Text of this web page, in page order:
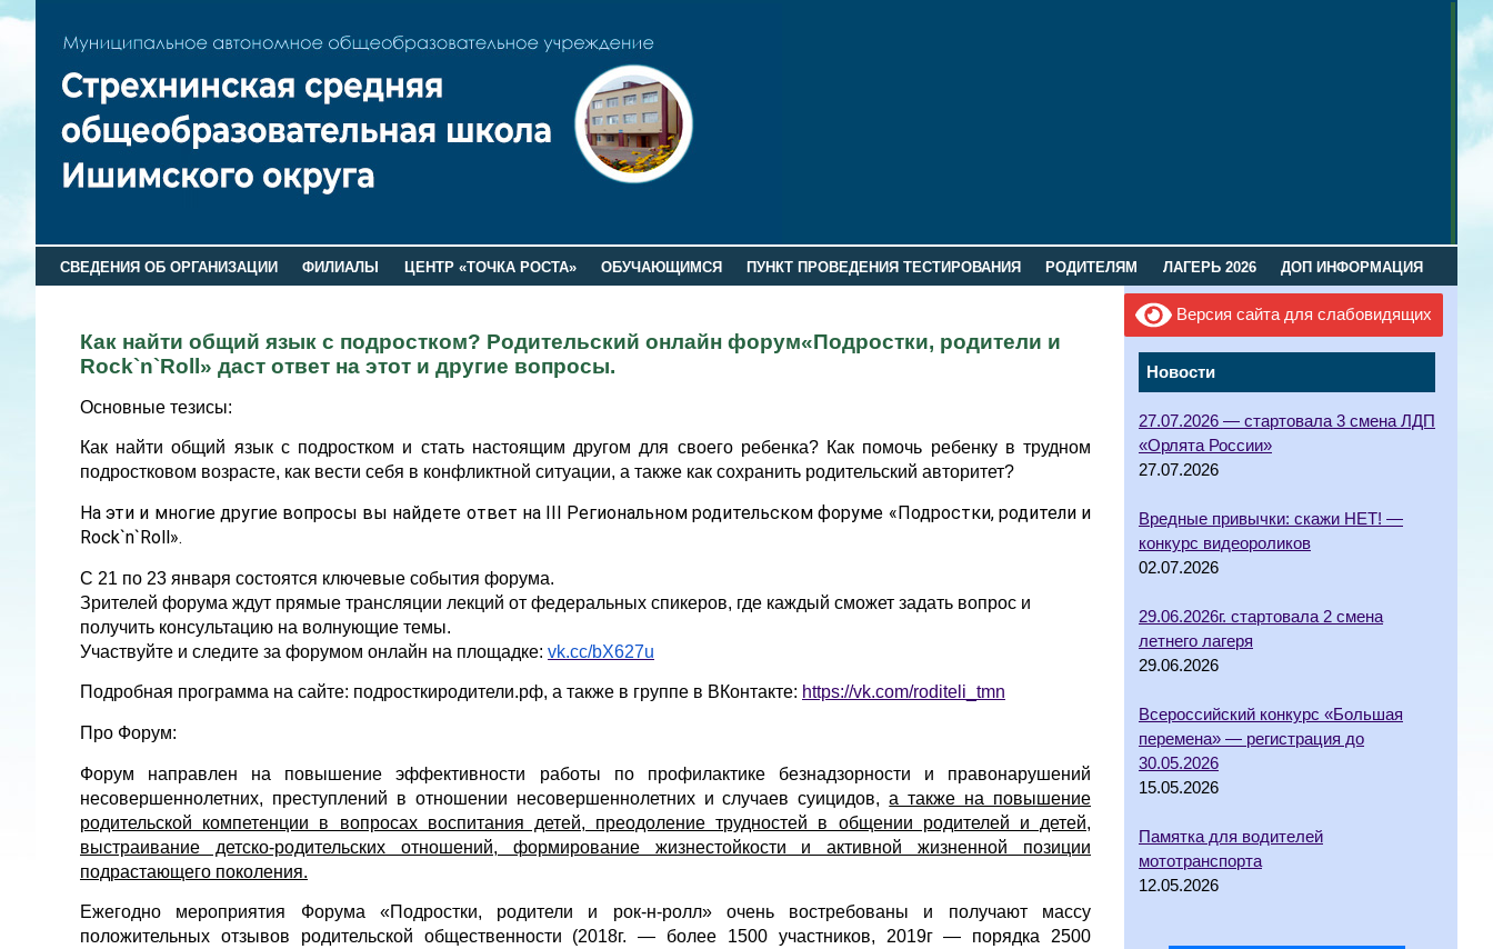
СВЕДЕНИЯ ОБ ОРГАНИЗАЦИИ ФИЛИАЛЫ ЦЕНТР «ТОЧКА РОСТА» ОБУЧАЮЩИМСЯ ПУНКТ ПРОВЕДЕНИЯ ТЕСТИРОВАНИЯ РОДИТЕЛЯМ ЛАГЕРЬ 2026 ДОП ИНФОРМАЦИЯ
Версия сайта для слабовидящих
Новости
27.07.2026 — стартовала 3 смена ЛДП
«Орлята России»
27.07.2026
Вредные привычки: скажи НЕТ! —
конкурс видеороликов
02.07.2026
29.06.2026г. стартовала 2 смена
летнего лагеря
29.06.2026
Всероссийский конкурс «Большая
перемена» — регистрация до
30.05.2026
15.05.2026
Памятка для водителей
мототранспорта
12.05.2026
Как найти общий язык с подростком? Родительский онлайн форум«Подростки, родители и
Rock`n`Roll» даст ответ на этот и другие вопросы.
Основные тезисы:
Как найти общий язык с подростком и стать настоящим другом для своего ребенка? Как помочь ребенку в трудном
подростковом возрасте, как вести себя в конфликтной ситуации, а также как сохранить родительский авторитет?
На эти и многие другие вопросы вы найдете ответ на III Региональном родительском форуме «Подростки, родители и
Rock`n`Roll».
С 21 по 23 января состоятся ключевые события форума.
Зрителей форума ждут прямые трансляции лекций от федеральных спикеров, где каждый сможет задать вопрос и
получить консультацию на волнующие темы.
Участвуйте и следите за форумом онлайн на площадке: vk.cc/bX627u
Подробная программа на сайте: подросткиродители.рф, а также в группе в ВКонтакте: https://vk.com/roditeli_tmn
Про Форум:
Форум направлен на повышение эффективности работы по профилактике безнадзорности и правонарушений
несовершеннолетних, преступлений в отношении несовершеннолетних и случаев суицидов,а также на повышение
родительской компетенции в вопросах воспитания детей, преодоление трудностей в общении родителей и детей,
выстраивание детско-родительских отношений, формирование жизнестойкости и активной жизненной позиции
подрастающего поколения.
Ежегодно мероприятия Форума «Подростки, родители и рок-н-ролл» очень востребованы и получают массу
положительных отзывов родительской общественности (2018г. — более 1500 участников, 2019г — порядка 2500